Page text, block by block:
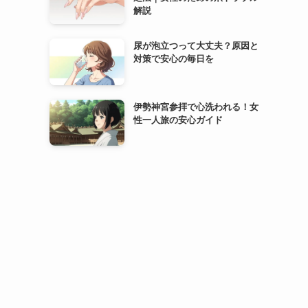
解説
尿が泡立つって大丈夫？原因と
対策で安心の毎日を
伊勢神宮参拝で心洗われる！女
性一人旅の安心ガイド